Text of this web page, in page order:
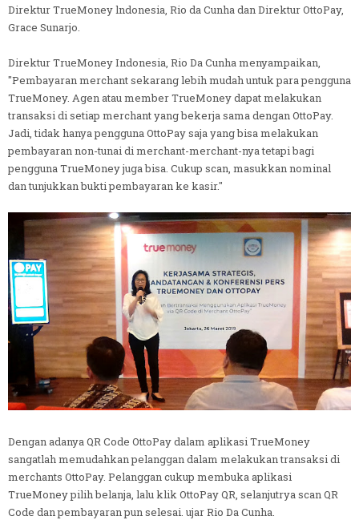
Direktur TrueMoney lndonesia, Rio da Cunha dan Direktur OttoPay,
Grace Sunarjo.
Direktur TrueMoney Indonesia, Rio Da Cunha menyampaikan,
"Pembayaran merchant sekarang lebih mudah untuk para pengguna
TrueMoney. Agen atau member TrueMoney dapat melakukan
transaksi di setiap merchant yang bekerja sama dengan OttoPay.
Jadi, tidak hanya pengguna OttoPay saja yang bisa melakukan
pembayaran non-tunai di merchant-merchant-nya tetapi bagi
pengguna TrueMoney juga bisa. Cukup scan, masukkan nominal
dan tunjukkan bukti pembayaran ke kasir."
Dengan adanya QR Code OttoPay dalam aplikasi TrueMoney
sangatlah memudahkan pelanggan dalam melakukan transaksi di
merchants OttoPay. Pelanggan cukup membuka aplikasi
TrueMoney pilih belanja, lalu klik OttoPay QR, selanjutrya scan QR
Code dan pembayaran pun selesai. ujar Rio Da Cunha.